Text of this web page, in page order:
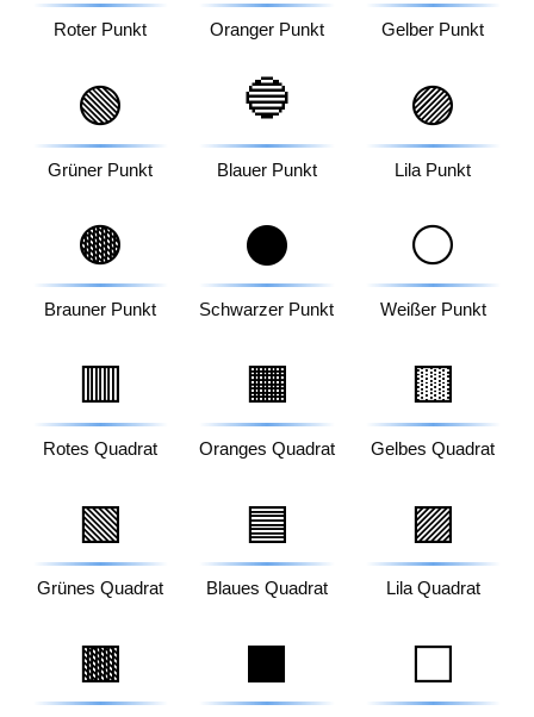
Roter Punkt Oranger Punkt Gelber Punkt
🟢
Grüner Punkt
🔵
Blauer Punkt
🟣
Lila Punkt
🟤
Brauner Punkt
⚫
Schwarzer Punkt
⚪
Weißer Punkt
🟥
Rotes Quadrat
🟧
Oranges Quadrat
🟨
Gelbes Quadrat
🟩
Grünes Quadrat
🟦
Blaues Quadrat
🟪
Lila Quadrat
🟫 ⬜